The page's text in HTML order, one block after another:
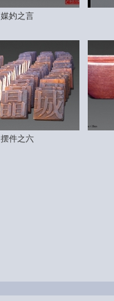
媒妁之言
摆件之六